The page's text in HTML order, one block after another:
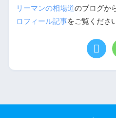
リーマンの相場道のブログか
ロフィール記事をご覧くださ